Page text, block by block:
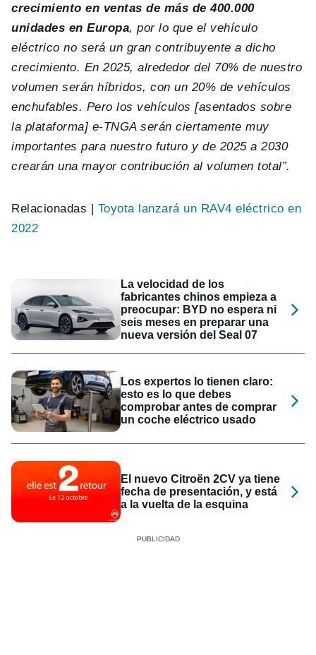
crecimiento en ventas de más de 400.000
unidades en Europa, por lo que el vehículo
eléctrico no será un gran contribuyente a dicho
crecimiento. En 2025, alrededor del 70% de nuestro
volumen serán híbridos, con un 20% de vehículos
enchufables. Pero los vehículos [asentados sobre
la plataforma] e-TNGA serán ciertamente muy
importantes para nuestro futuro y de 2025 a 2030
crearán una mayor contribución al volumen total”.
Relacionadas | Toyota lanzará un RAV4 eléctrico en
2022
La velocidad de los
fabricantes chinos empieza a
preocupar: BYD no espera ni
seis meses en preparar una
nueva versión del Seal 07
Los expertos lo tienen claro:
esto es lo que debes
comprobar antes de comprar
un coche eléctrico usado
El nuevo Citroën 2CV ya tiene
fecha de presentación, y está
a la vuelta de la esquina